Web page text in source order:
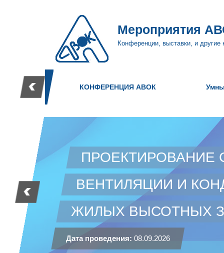
Мероприятия
Конференции, выставки, и
КОНФЕРЕНЦИЯ АВОК
стол Современные тенденции
Очная конференция АВОК
ВЕНТИЛЯЦИИ И
ЖИЛЫХ ВЫСОТНЫХ
Дата проведения: 08.09.2026